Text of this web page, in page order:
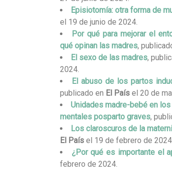
Episiotomía: otra forma de
el 19 de junio de 2024.
Por qué para mejorar el
qué opinan las madres,
El sexo de las madres,
2024.
El abuso de los partos
publicado en El País el 20 de
Unidades madre-bebé en
mentales posparto graves,
Los claroscuros de la
El País el 19 de febrero de
¿Por qué es importante el
febrero de 2024.